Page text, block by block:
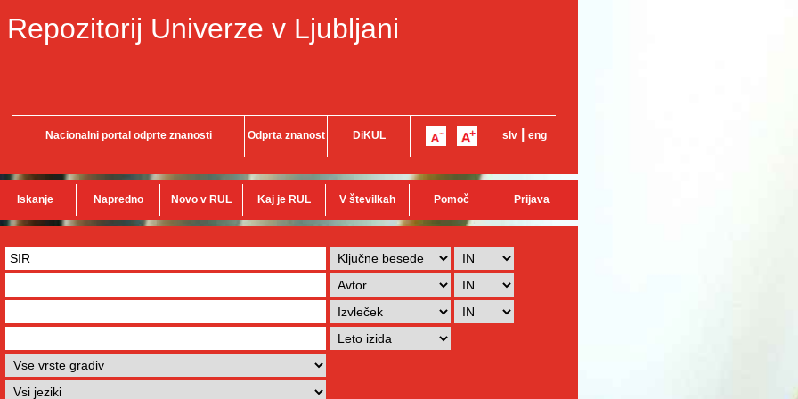
Repozitorij Univerze v Ljubljani
Nacionalni portal odprte znanosti Odprta znanost DiKUL slv eng
Iskanje Napredno Novo v RUL Kaj je RUL V številkah Pomoč Prijava